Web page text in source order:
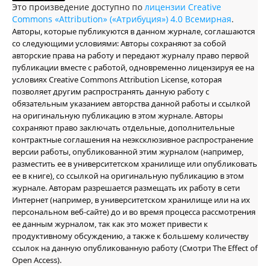
Это произведение доступно по лицензии Creative
Commons «Attribution» («Атрибуция») 4.0 Всемирная.
Авторы, которые публикуются в данном журнале, соглашаются
со следующими условиями: Авторы сохраняют за собой
авторские права на работу и передают журналу право первой
публикации вместе с работой, одновременно лицензируя ее на
условиях Creative Commons Attribution License, которая
позволяет другим распространять данную работу с
обязательным указанием авторства данной работы и ссылкой
на оригинальную публикацию в этом журнале. Авторы
сохраняют право заключать отдельные, дополнительные
контрактные соглашения на неэксклюзивное распространение
версии работы, опубликованной этим журналом (например,
разместить ее в университетском хранилище или опубликовать
ее в книге), со ссылкой на оригинальную публикацию в этом
журнале. Авторам разрешается размещать их работу в сети
Интернет (например, в университетском хранилище или на их
персональном веб-сайте) до и во время процесса рассмотрения
ее данным журналом, так как это может привести к
продуктивному обсуждению, а также к большему количеству
ссылок на данную опубликованную работу (Смотри The Effect of
Open Access).